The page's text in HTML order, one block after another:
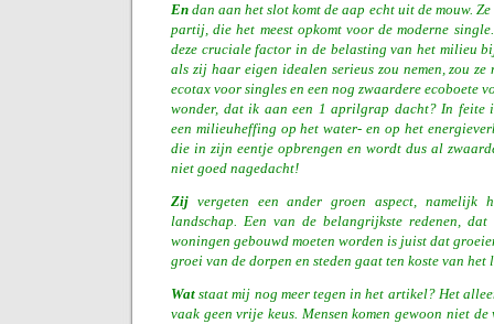
Endan aan het slot komt de aap echt uit de mouw.
partij, die het meest opkomt voor de moderne
deze cruciale factor in de belasting van het milieu
als zij haar eigen idealen serieus zou nemen, zou ze
ecotax voor singles en een nog zwaardere ecoboete
wonder, dat ik aan een 1 aprilgrap dacht? In feite
een milieuheffing op het water- en op het
die in zijn eentje opbrengen en wordt dus al
niet goed nagedacht!
Zij vergeten een ander groen aspect, namelijk
landschap. Een van de belangrijkste redenen,
woningen gebouwd moeten worden is juist dat
groei van de dorpen en steden gaat ten koste van het
Wat staat mij nog meer tegen in het artikel? Het
vaak geen vrije keus. Mensen komen gewoon niet